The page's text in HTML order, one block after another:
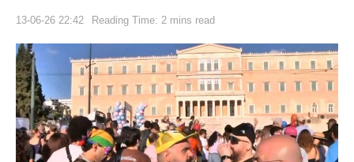
13-06-26 22:42 Reading Time: 2 mins read